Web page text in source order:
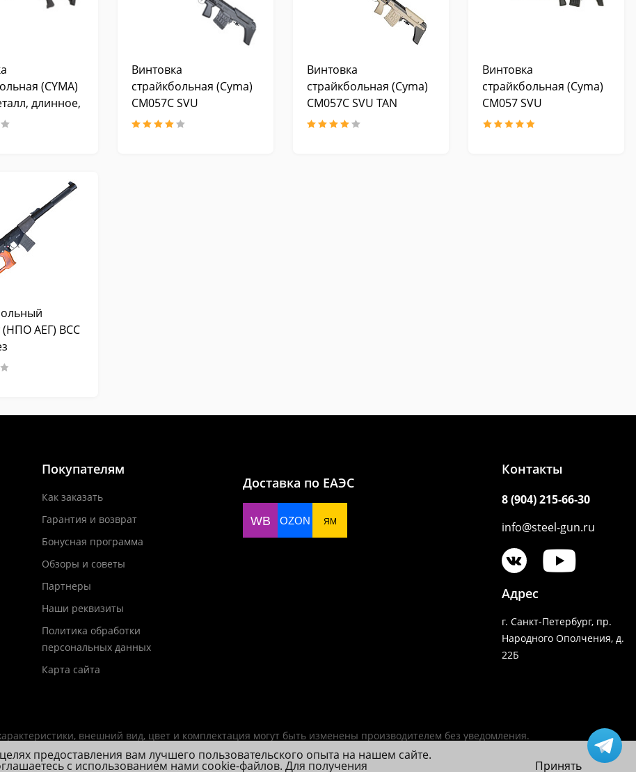
(CYMA)
длинное,
приклад
Винтовка
страйкбольная (Cyma)
CM057C SVU
Винтовка
страйкбольная (Cyma)
CM057C SVU TAN
Винтовка
страйкбольная (Cyma)
CM057 SVU
(НПО АЕГ) ВСС
Покупателям
Как заказать
Гарантия и возврат
Бонусная программа
Обзоры и советы
Партнеры
Наши реквизиты
Политика обработки
персональных данных
Карта сайта
Доставка по ЕАЭС
WB OZON ЯМ
Контакты
8 (904) 215-66-30
info@steel-gun.ru
Адрес
г. Санкт-Петербург, пр.
Народного Ополчения, д.
22Б
внешний вид, цвет и комплектация могут быть изменены производителем без уведомления.
предоставления вам лучшего пользовательского опыта на нашем сайте.
с использованием нами cookie-файлов. Для получения Принять